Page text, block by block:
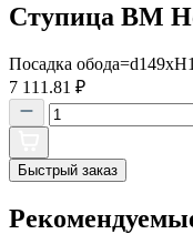
Ступица ВМ
Посадка
7 111.81 ₽
Быстрый заказ